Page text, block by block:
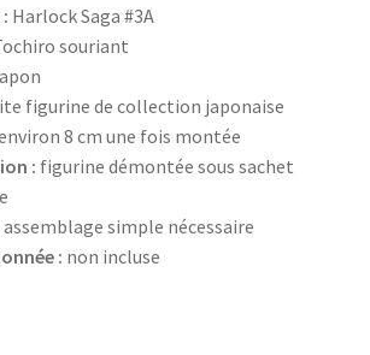
Harlock Saga #3A
souriant
figurine de collection japonaise
8 cm une fois montée
: figurine démontée sous sachet
assemblage simple nécessaire
: non incluse